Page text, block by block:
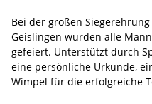
Bei der großen
Geislingen wurden alle
gefeiert. Unterstützt durch
eine persönliche Urkunde,
Wimpel für die erfolgreiche